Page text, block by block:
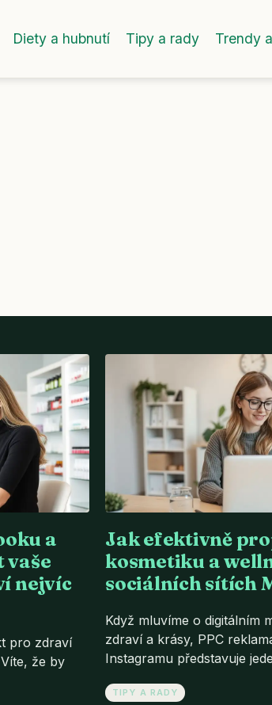
Diety a hubnutí Tipy a rady Trendy
a
vaše
nejvíc
pro zdraví
že by
Jak efektivně
kosmetiku a
sociálních sítích
Když mluvíme o digitálním
zdraví a krásy, PPC
Instagramu představuje
TIPY A RADY